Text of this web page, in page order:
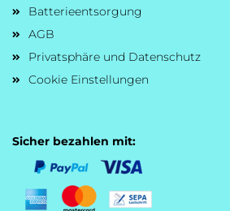
Batterieentsorgung
AGB
Privatsphäre und Datenschutz
Cookie Einstellungen
Sicher bezahlen mit: